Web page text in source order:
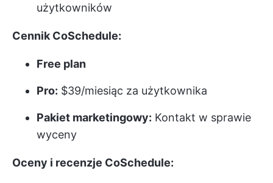
użytkowników
Cennik CoSchedule:
Free plan
Pro: $39/miesiąc za użytkownika
Pakiet marketingowy: Kontakt w sprawie
wyceny
Oceny i recenzje CoSchedule: